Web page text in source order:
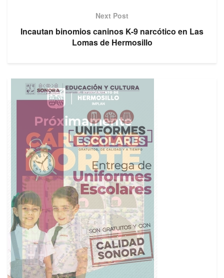
Next Post
Incautan binomios caninos K-9 narcótico en Las
Lomas de Hermosillo